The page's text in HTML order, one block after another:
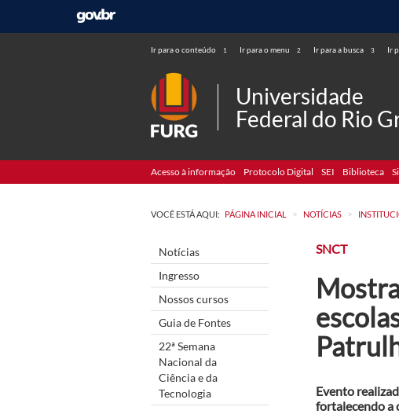
Ir para o conteúdo 1 Ir para o menu 2 Ir para a busca 3 Ir
Universidade
Federal do Rio
Acesso à informação Protocolo Digital SEI Biblioteca
VOCÊ ESTÁ AQUI: PÁGINA INICIAL > NOTÍCIAS >
Notícias
Ingresso
Nossos cursos
Guia de Fontes
22ª Semana
Nacional da
Ciência e da
Tecnologia
SNCT
Evento
fortalecendo a